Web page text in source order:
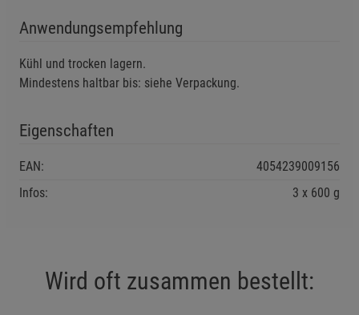
Anwendungsempfehlung
Kühl und trocken lagern.
Mindestens haltbar bis: siehe Verpackung.
Eigenschaften
EAN:
4054239009156
Infos:
3 x 600 g
Wird oft zusammen bestellt:
Zurück Einstellungen speichern für die Gruppe
Einwilligung nicht erteilen
Notwendige Cookies (5)
Funktionale Cookies (1) Funktionale
Beschreibung Funktionale Cookies
Statistik Cookies (2) Statistik Cookies
Beschreibung Statistik Cookies